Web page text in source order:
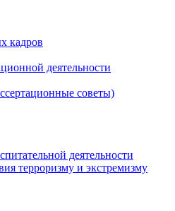
кадров
деятельности
советы)
деятельности
терроризму и экстремизму